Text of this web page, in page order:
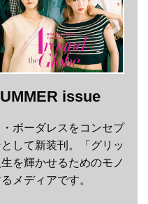
issue
ボーダレスをコンセプ
して新装刊。「グリッ
を輝かせるためのモノ
メディアです。